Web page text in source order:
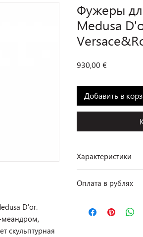
D'or.
меандром,
скульптурная
Фужеры
Medusa
930,00 €
Добавить в
Характеристики
Коллекция: Medusa
Материал: хрусталь
Комплектация: 2
Оплата в рублях